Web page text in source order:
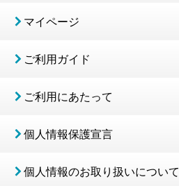
マイページ
ご利用ガイド
ご利用にあたって
個人情報保護宣言
個人情報のお取り扱いについて